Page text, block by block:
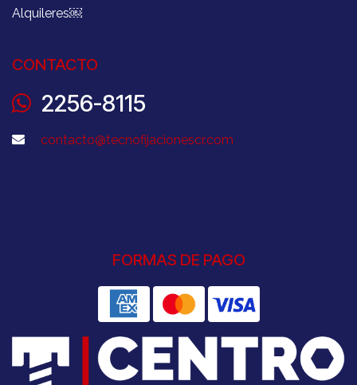
Alquileres￼
CONTACTO
2256-8115
contacto@tecnofijacionescr.com
FORMAS DE PAGO